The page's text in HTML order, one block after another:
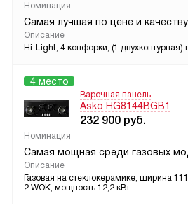
Номинация
Самая лучшая по цене и качеству
Описание
Hi-Light, 4 конфорки, (1 двухконтурная)
4 место
Варочная панель
Asko HG8144BGB1
232 900 руб.
Номинация
Самая мощная среди газовых
Описание
Газовая на стеклокерамике, ширина
2 WOK, мощность 12,2 кВт.